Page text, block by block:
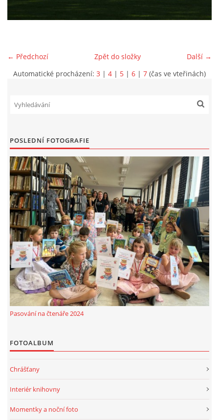
VIDEA Z DRONU
"KNIHOBUDKY"
ČASOSBĚRY - CHRÁŠŤANY
PROJEKT FLYNN "KNIHOVNA" CARSEN
E-KNIHY DO KAŽDÉ KNIHOVNY
GRANTY A DOTACE
MOBILNÍ APLIKACE
FREE WIFI
VÝZNAČNÍ RODÁCI
FOTOALBUM
PODĚKOVÁNÍ
SLUŽBY
← Předchozí Další →
Zpět do složky
Automatické procházení: 3 | 4 | 5 | 6 | 7 (čas ve vteřinách)
POSLEDNÍ FOTOGRAFIE
Pasování na čtenáře 2024
FOTOALBUM
Chrášťany
Interiér knihovny
Momentky a noční foto